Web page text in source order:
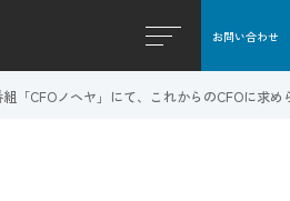
お問い合わせ
組「CFOノヘヤ」にて、これからのCFOに求